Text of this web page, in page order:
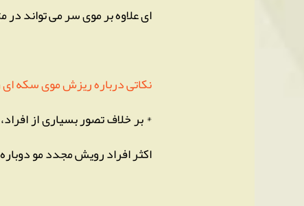
ای علاوه بر موی سر می تواند در
نکاتی درباره ریزش موی سکه
* بر خلاف تصور بسیاری از
اکثر افراد رویش مجدد مو